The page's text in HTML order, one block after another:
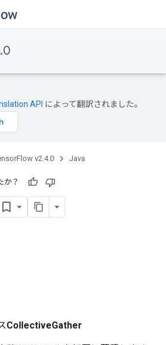
API によって翻訳されました。
v2.4.0 Java
か？
CollectiveGather